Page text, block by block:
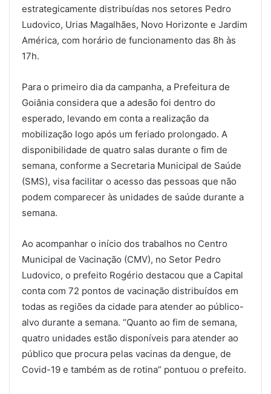
estrategicamente distribuídas nos setores Pedro
Ludovico, Urias Magalhães, Novo Horizonte e Jardim
América, com horário de funcionamento das 8h às
17h.
Para o primeiro dia da campanha, a Prefeitura de
Goiânia considera que a adesão foi dentro do
esperado, levando em conta a realização da
mobilização logo após um feriado prolongado. A
disponibilidade de quatro salas durante o fim de
semana, conforme a Secretaria Municipal de Saúde
(SMS), visa facilitar o acesso das pessoas que não
podem comparecer às unidades de saúde durante a
semana.
Ao acompanhar o início dos trabalhos no Centro
Municipal de Vacinação (CMV), no Setor Pedro
Ludovico, o prefeito Rogério destacou que a Capital
conta com 72 pontos de vacinação distribuídos em
todas as regiões da cidade para atender ao público-
alvo durante a semana. “Quanto ao fim de semana,
quatro unidades estão disponíveis para atender ao
público que procura pelas vacinas da dengue, de
Covid-19 e também as de rotina” pontuou o prefeito.